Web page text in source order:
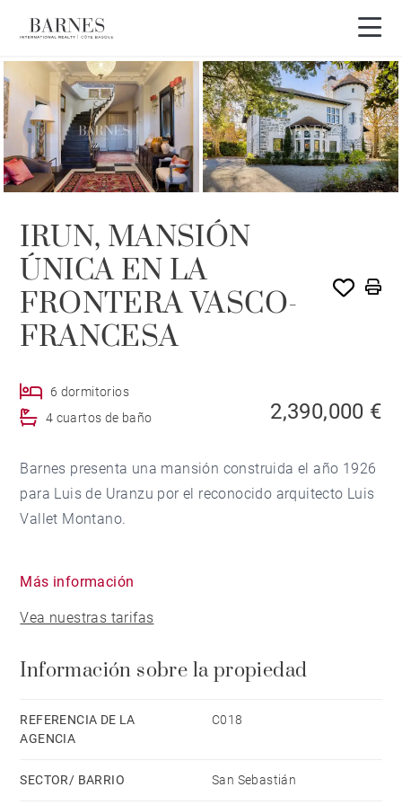
IRUN, MANSIÓN
ÚNICA EN LA
FRONTERA VASCO-
FRANCESA
6 dormitorios
4 cuartos de baño
2,390,000 €
Barnes presenta una mansión construida el año 1926
para Luis de Uranzu por el reconocido arquitecto Luis
Vallet Montano.
cemento y vigas de madera de roble. Un tejado a
540 m2/construidos según catastro divididas en dos
plantas y una bajocubierta.
Más información
Vea nuestras tarifas
Información sobre la propiedad
REFERENCIA DE LA
AGENCIA
C018
SECTOR/ BARRIO San Sebastián